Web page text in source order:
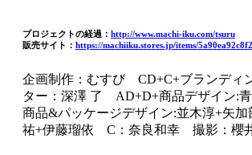
​プロジェクトの経過： http://www.machi-iku.com/tsuru
販売サイト： https://machiiku.stores.jp/items/
企画制作：むすび CD+C+ブランディ
ター：深澤 了 AD+D+商品デザイン:
商品&パッケージデザイン:並木淳+矢加
祐+伊藤瑠依 C：奈良和幸 撮影：櫻